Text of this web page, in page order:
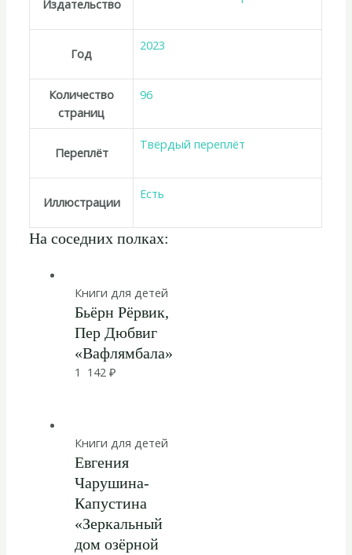
Издательство
Год
2023
Количество
страниц
96
Переплёт
Твёрдый переплёт
Иллюстрации
Есть
На соседних полках:
Книги для детей
Бьёрн Рёрвик,
Пер Дюбвиг
«Вафлямбала»
1 142₽
Книги для детей
Евгения
Чарушина-
Капустина
«Зеркальный
дом озёрной